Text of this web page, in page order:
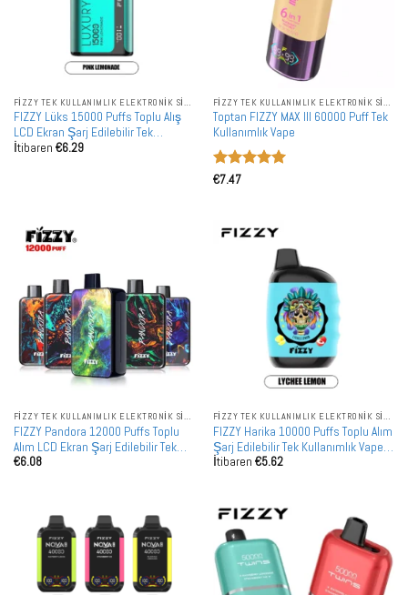
FIZZY TEK KULLANIMLIK ELEKTRONIK SIGARALAR
FIZZY Lüks 15000 Puffs Toplu Alış
LCD Ekran Şarj Edilebilir Tek
Kullanımlık Vape Toptan Satış
İtibaren €6.29
FIZZY TEK KULLANIMLIK ELEKTRONIK SIGARALAR
Toptan FIZZY MAX III 60000 Puff Tek
Kullanımlık Vape
5 üzerinden
€7.47
FIZZY TEK KULLANIMLIK ELEKTRONIK SIGARALAR
FIZZY Pandora 12000 Puffs Toplu
Alım LCD Ekran Şarj Edilebilir Tek
Kullanımlık Vape Toptan Satış
€6.08
FIZZY TEK KULLANIMLIK ELEKTRONIK SIGARALAR
FIZZY Harika 10000 Puffs Toplu Alım
Şarj Edilebilir Tek Kullanımlık Vape
Toptan Satış
İtibaren €5.62